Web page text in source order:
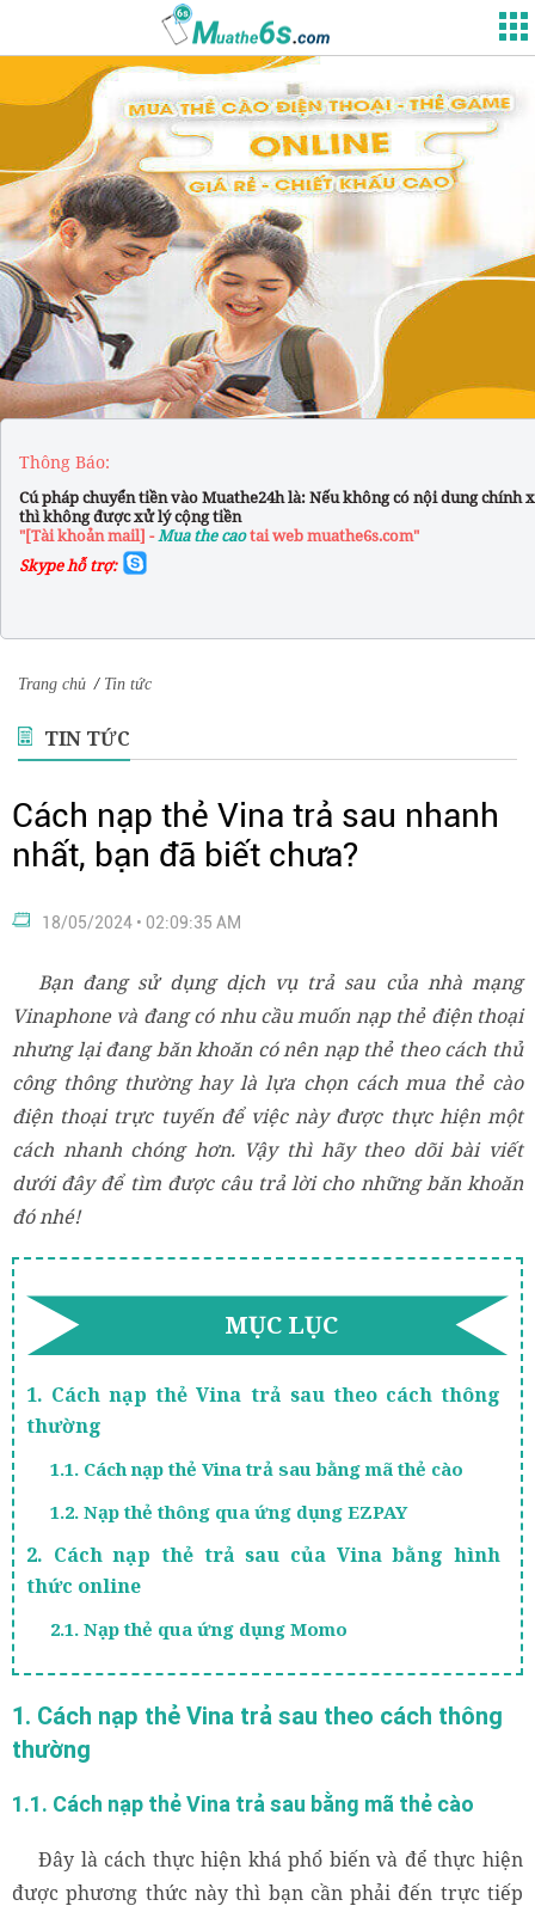
Thông Báo:
Cú pháp chuyển tiền vào Muathe24h là: Nếu không có nội dung chính
thì không được xử lý cộng tiền
"[Tài khoản mail] -Mua the caotai web muathe6s.com"
Skype hỗ trợ:
Trang chủ / Tin tức
TIN TỨC
Cách nạp thẻ Vina trả sau nhanh
nhất, bạn đã biết chưa?
18/05/2024 • 02:09:35 AM
Bạn đang sử dụng dịch vụ trả sau của nhà mạng
Vinaphone và đang có nhu cầu muốn nạp thẻ điện thoại
nhưng lại đang băn khoăn có nên nạp thẻ theo cách thủ
công thông thường hay là lựa chọn cách mua thẻ cào
điện thoại trực tuyến để việc này được thực hiện một
cách nhanh chóng hơn. Vậy thì hãy theo dõi bài viết
dưới đây để tìm được câu trả lời cho những băn khoăn
đó nhé!
MỤC LỤC
1. Cách nạp thẻ Vina trả sau theo cách thông
thường
1.1. Cách nạp thẻ Vina trả sau bằng mã thẻ cào
1.2. Nạp thẻ thông qua ứng dụng EZPAY
2. Cách nạp thẻ trả sau của Vina bằng hình
thức online
2.1. Nạp thẻ qua ứng dụng Momo
2.2. Cách nạp thẻ Vina cho thuê bao trả sau thông
qua ứng dụng My VNPT
2.3. Cách nạp thẻ cho Vina trả sau thông qua tài
3. Cách nạp thẻ trả sau Vina trực tiếp qua
website Muathe24h.vn
1. Cách nạp thẻ Vina trả sau theo cách thông
thường
1.1. Cách nạp thẻ Vina trả sau bằng mã thẻ cào
Đây là cách thực hiện khá phổ biến và để thực hiện
được phương thức này thì bạn cần phải đến trực tiếp